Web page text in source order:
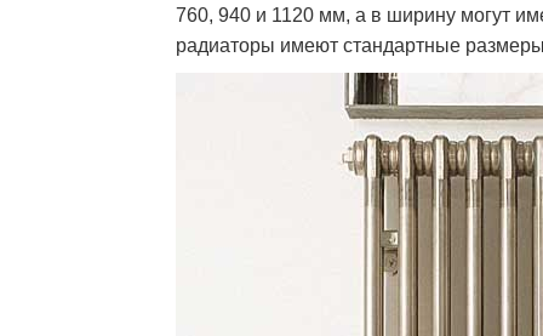
760, 940 и 1120 мм, а в ширину могут
радиаторы имеют стандартные